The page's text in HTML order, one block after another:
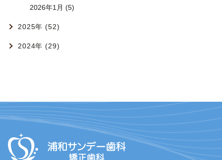
2026年1月 (5)
2025年 (52)
2024年 (29)